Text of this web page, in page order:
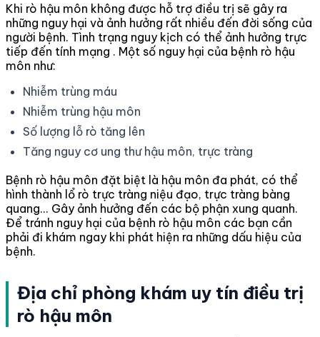
Khi rò hậu môn không được hỗ trợ điều trị sẽ gây ra
những nguy hại và ảnh hưởng rất nhiều đến đời sống của
người bệnh. Tình trạng nguy kịch có thể ảnh hưởng trực
tiếp đến tính mạng . Một số nguy hại của bệnh rò hậu
môn như:
Nhiễm trùng máu
Nhiễm trùng hậu môn
Số lượng lỗ rò tăng lên
Tăng nguy cơ ung thư hậu môn, trực tràng
Bệnh rò hậu môn đặt biệt là hậu môn đa phát, có thể
hình thành lổ rò trực tràng niệu đạo, trực tràng bàng
quang... Gây ảnh hưởng đến các bộ phận xung quanh.
Để tránh nguy hại của bệnh rò hậu môn các bạn cần
phải đi khám ngay khi phát hiện ra những dấu hiệu của
bệnh.
Địa chỉ phòng khám uy tín điều trị
rò hậu môn